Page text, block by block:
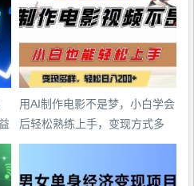
用AI制作电影不是梦，小白学会
后轻松熟练上手，变现方式多
样，日入2张+